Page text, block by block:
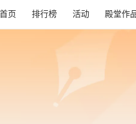
首页 排行榜 活动 殿堂作